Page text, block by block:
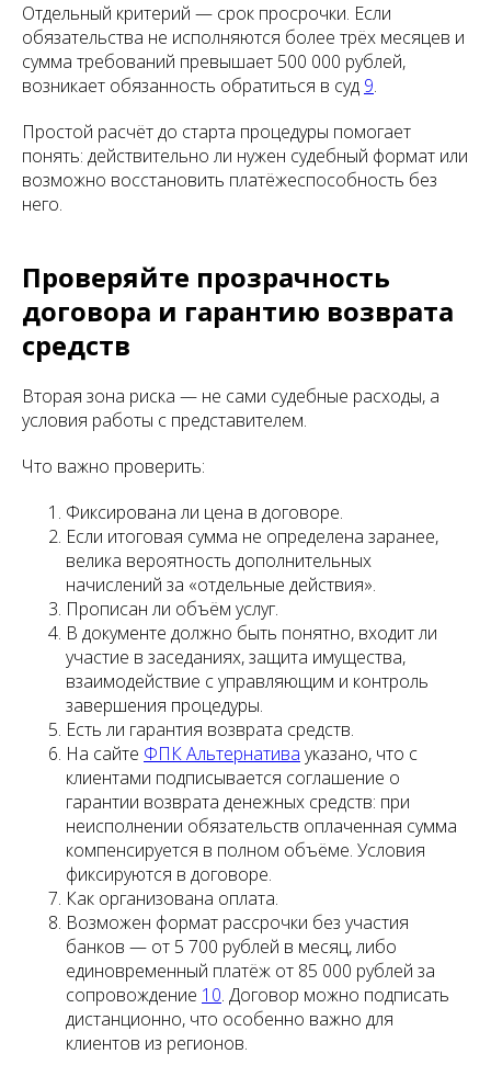
Отдельный критерий — срок просрочки. Если
обязательства не исполняются более трёх месяцев и
сумма требований превышает 500 000 рублей,
возникает обязанность обратиться в суд 9.
Простой расчёт до старта процедуры помогает
понять: действительно ли нужен судебный формат или
возможно восстановить платёжеспособность без
него.
Проверяйте прозрачность
договора и гарантию возврата
средств
Вторая зона риска — не сами судебные расходы, а
условия работы с представителем.
Что важно проверить:
Фиксирована ли цена в договоре.
Если итоговая сумма не определена заранее,
велика вероятность дополнительных
начислений за «отдельные действия».
Прописан ли объём услуг.
В документе должно быть понятно, входит ли
участие в заседаниях, защита имущества,
взаимодействие с управляющим и контроль
завершения процедуры.
Есть ли гарантия возврата средств.
На сайте ФПК Альтернатива указано, что с
клиентами подписывается соглашение о
гарантии возврата денежных средств: при
неисполнении обязательств оплаченная сумма
компенсируется в полном объёме. Условия
фиксируются в договоре.
Как организована оплата.
Возможен формат рассрочки без участия
банков — от 5 700 рублей в месяц, либо
единовременный платёж от 85 000 рублей за
сопровождение 10. Договор можно подписать
дистанционно, что особенно важно для
клиентов из регионов.